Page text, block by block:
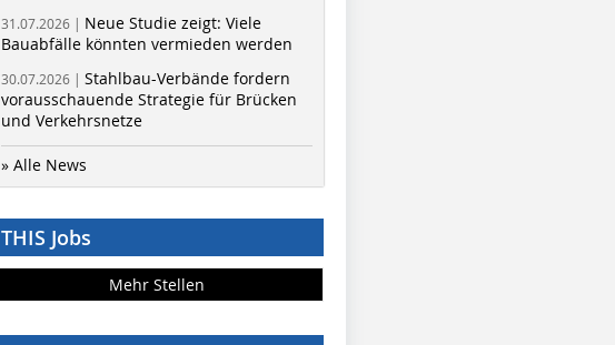
31.07.2026 | Neue Studie zeigt: Viele
Bauabfälle könnten vermieden werden
30.07.2026 | Stahlbau-Verbände fordern
vorausschauende Strategie für Brücken
und Verkehrsnetze
» Alle News
THIS Jobs
Mehr Stellen